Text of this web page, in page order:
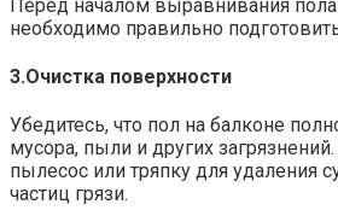
Перед началом выравнивания пола
необходимо правильно
3.​Очистка поверхности
Убедитесь, что пол на балконе
мусора, пыли и других
пылесос или тряпку для удаления
частиц грязи.